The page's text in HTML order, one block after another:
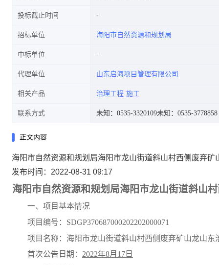
投标截止时间
招标单位 海阳市自然资源和规划局
中标单位
代理单位 山东启海项目管理有限公司
相关产品 治理工程 施工
联系方式 未知：0535-3320109未知：0535-3778858
正文内容
海阳市自然资源和规划局海阳市龙山街道斜山村西侧废弃
发布时间：2022-08-31 09:17
海阳市自然资源和规划局海阳市龙山街道斜山
一、项目基本情况
项目编号： SDGP370687000202202000071
项目名称：海阳市龙山街道斜山村西侧废弃矿山龙山东
首次公告日期： 2022年8月17日